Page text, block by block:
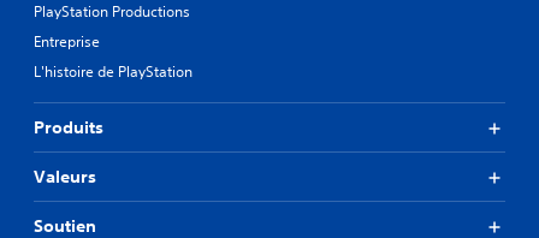
s
e
m
n
s
PlayStation Productions
Entreprise
L'histoire de PlayStation
Produits
Valeurs
Soutien